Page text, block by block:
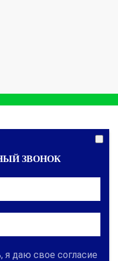
ЗВОНОК
я даю свое согласие